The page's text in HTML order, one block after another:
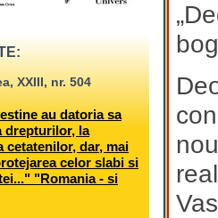
XXIII, nr. 504
au datoria sa
drepturilor, la
cetatenilor, dar, mai
celor slabi si
"Romania - si